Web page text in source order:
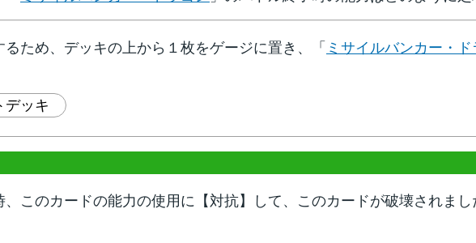
ため、デッキの上から１枚をゲージに置き、「 ミサイルバンカー・ド
デッキ
、このカードの能力の使用に【対抗】して、このカードが破壊されま